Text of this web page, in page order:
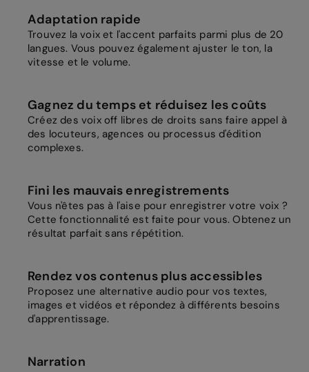
Adaptation rapide
Trouvez la voix et l'accent parfaits parmi plus de 20
langues. Vous pouvez également ajuster le ton, la
vitesse et le volume.
Gagnez du temps et réduisez les coûts
Créez des voix off libres de droits sans faire appel à
des locuteurs, agences ou processus d'édition
complexes.
Fini les mauvais enregistrements
Vous n'êtes pas à l'aise pour enregistrer votre voix ?
Cette fonctionnalité est faite pour vous. Obtenez un
résultat parfait sans répétition.
Rendez vos contenus plus accessibles
Proposez une alternative audio pour vos textes,
images et vidéos et répondez à différents besoins
d'apprentissage.
Narration